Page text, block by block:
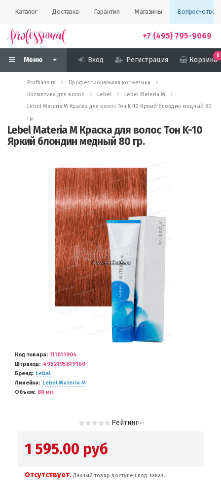
Каталог Доставка Гарантия Магазины Вопрос-ответ
+7 (495) 795-9069
Меню Вход Регистрация Корзина
0
Profhairs.ru
Профессиональная косметика
Косметика для волос
Lebel
Lebel Materia M
Lebel Materia M Краска для волос Тон K-10 Яркий блондин медный 80
гр.
Lebel Materia M Краска для волос Тон K-10
Яркий блондин медный 80 гр.
Код товара
П1011904
Штриход
4952195619160
Бренд
Lebel
Линейка
Lebel Materia M
Объем
80 мл
Рейтинг( 0 )
1 595.00 руб
Отсутствует. Данный товар доступен под заказ.